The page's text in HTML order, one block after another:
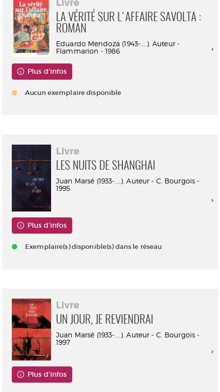
Livre
LA VÉRITÉ SUR L'AFFAIRE SAVOLTA :
ROMAN
Eduardo Mendoza (1943-....). Auteur -
Flammarion - 1986
Plus d'infos
Aucun exemplaire disponible
Livre
LES NUITS DE SHANGHAI
Juan Marsé (1933-....). Auteur - C. Bourgois -
1995
Plus d'infos
Exemplaire(s) disponible(s) dans le réseau
Livre
UN JOUR, JE REVIENDRAI
Juan Marsé (1933-....). Auteur - C. Bourgois -
1997
Plus d'infos